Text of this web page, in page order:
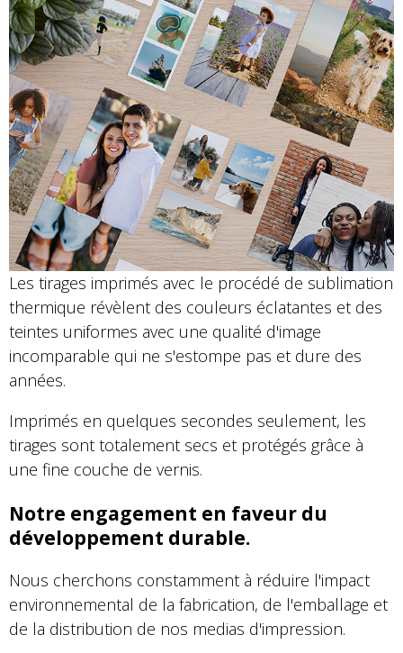
Les tirages imprimés avec le procédé de sublimation
thermique révèlent des couleurs éclatantes et des
teintes uniformes avec une qualité d'image
incomparable qui ne s'estompe pas et dure des
années.
Imprimés en quelques secondes seulement, les
tirages sont totalement secs et protégés grâce à
une fine couche de vernis.
Notre engagement en faveur du
développement durable.
Nous cherchons constamment à réduire l'impact
environnemental de la fabrication, de l'emballage et
de la distribution de nos medias d'impression.